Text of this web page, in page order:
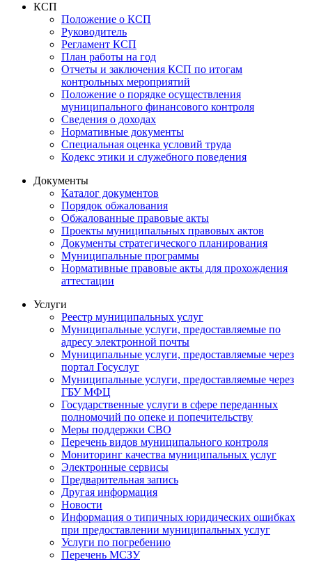
КСП
Положение о КСП
Руководитель
Регламент КСП
План работы на год
Отчеты и заключения КСП по итогам
контрольных мероприятий
Положение о порядке осуществления
муниципального финансового контроля
Сведения о доходах
Нормативные документы
Специальная оценка условий труда
Кодекс этики и служебного поведения
Документы
Каталог документов
Порядок обжалования
Обжалованные правовые акты
Проекты муниципальных правовых актов
Документы стратегического планирования
Муниципальные программы
Нормативные правовые акты для прохождения
аттестации
Услуги
Реестр муниципальных услуг
Муниципальные услуги, предоставляемые по
адресу электронной почты
Муниципальные услуги, предоставляемые через
портал Госуслуг
Муниципальные услуги, предоставляемые через
ГБУ МФЦ
Государственные услуги в сфере переданных
полномочий по опеке и попечительству
Меры поддержки СВО
Перечень видов муниципального контроля
Мониторинг качества муниципальных услуг
Электронные сервисы
Предварительная запись
Другая информация
Новости
Информация о типичных юридических ошибках
при предоставлении муниципальных услуг
Услуги по погребению
Перечень МСЗУ